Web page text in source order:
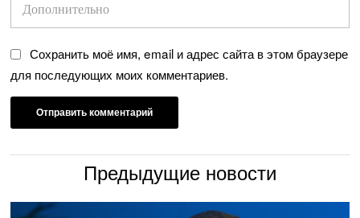
Сохранить моё имя, email и адрес сайта в этом браузере
для последующих моих комментариев.
Предыдущие новости